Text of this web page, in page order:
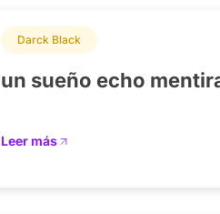
Darck Black
un sueño echo
Leer más